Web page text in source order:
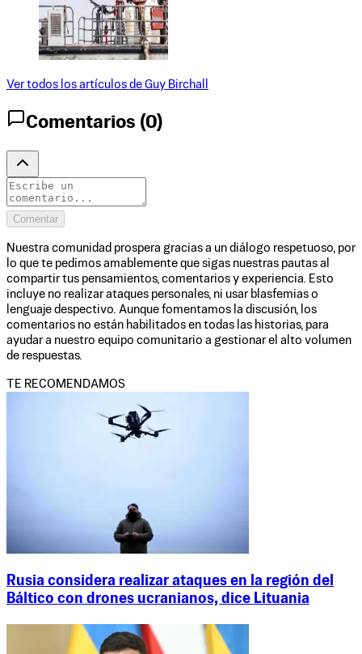
Ver todos los artículos de Guy Birchall
Comentarios (0)
Comentar
Nuestra comunidad prospera gracias a un diálogo respetuoso, por
lo que te pedimos amablemente que sigas nuestras pautas al
compartir tus pensamientos, comentarios y experiencia. Esto
incluye no realizar ataques personales, ni usar blasfemias o
lenguaje despectivo. Aunque fomentamos la discusión, los
comentarios no están habilitados en todas las historias, para
ayudar a nuestro equipo comunitario a gestionar el alto volumen
de respuestas.
TE RECOMENDAMOS
Rusia considera realizar ataques en la región del
Báltico con drones ucranianos, dice Lituania